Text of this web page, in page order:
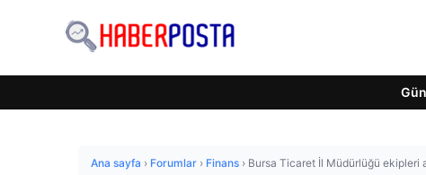
Ana sayfa › Forumlar › Finans › Bursa Ticaret İl Müdürlüğü ekipleri